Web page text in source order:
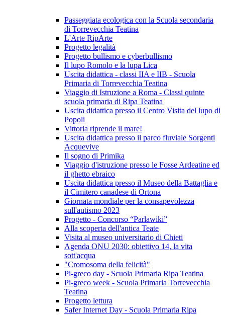
Passeggiata ecologica con la Scuola secondaria
di Torrevecchia Teatina
L'Arte RipArte
Progetto legalità
Progetto bullismo e cyberbullismo
Il lupo Romolo e la lupa Lica
Uscita didattica - classi IIA e IIB - Scuola
Primaria di Torrevecchia Teatina
Viaggio di Istruzione a Roma - Classi quinte
scuola primaria di Ripa Teatina
Uscita didattica presso il Centro Visita del lupo di
Popoli
Vittoria riprende il mare!
Uscita didattica presso il parco fluviale Sorgenti
Acquevive
Il sogno di Primika
Viaggio d'istruzione presso le Fosse Ardeatine ed
il ghetto ebraico
Uscita didattica presso il Museo della Battaglia e
il Cimitero canadese di Ortona
Giornata mondiale per la consapevolezza
sull'autismo 2023
Progetto - Concorso “Parlawiki”
Alla scoperta dell'antica Teate
Visita al museo universitario di Chieti
Agenda ONU 2030: obiettivo 14, la vita
sott'acqua
"Cromosoma della felicità"
Pi-greco day - Scuola Primaria Ripa Teatina
Pi-greco week - Scuola Primaria Torrevecchia
Teatina
Progetto lettura
Safer Internet Day - Scuola Primaria Ripa